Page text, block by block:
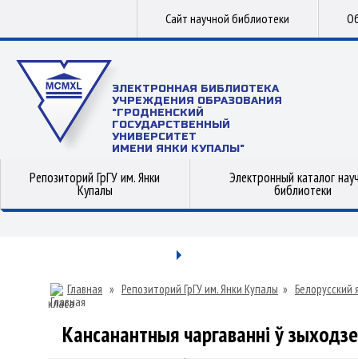
Сайт научной библиотеки
ЭЛЕКТРОННАЯ БИБЛИОТЕКА
УЧРЕЖДЕНИЯ ОБРАЗОВАНИЯ
"ГРОДНЕНСКИЙ
ГОСУДАРСТВЕННЫЙ
УНИВЕРСИТЕТ
ИМЕНИ ЯНКИ КУПАЛЫ"
Репозиторий ГрГУ им. Янки
Купалы
Электронный каталог
библиотеки
Главная » Репозиторий ГрГУ им. Янки Купалы » Белорусский
класа
Кансанантныя чаргаванні ў